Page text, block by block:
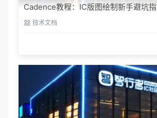
Cadence教程：IC版图绘制新手避坑
技术文档